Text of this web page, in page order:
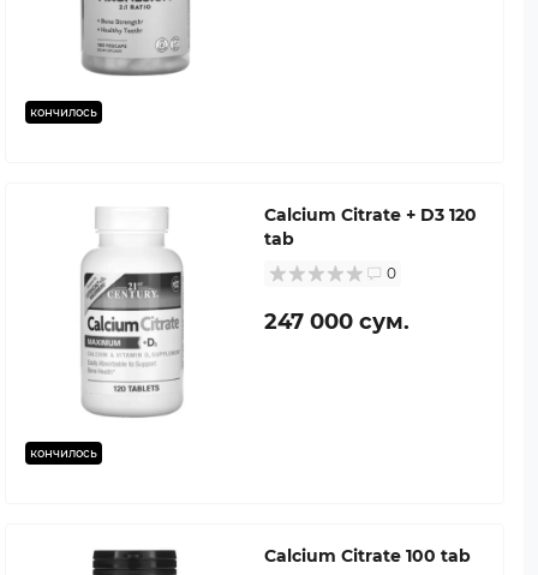
кончилось
кончилось
Calcium Citrate + D3 120
tab
0
247 000 сум.
Calcium Citrate 100 tab